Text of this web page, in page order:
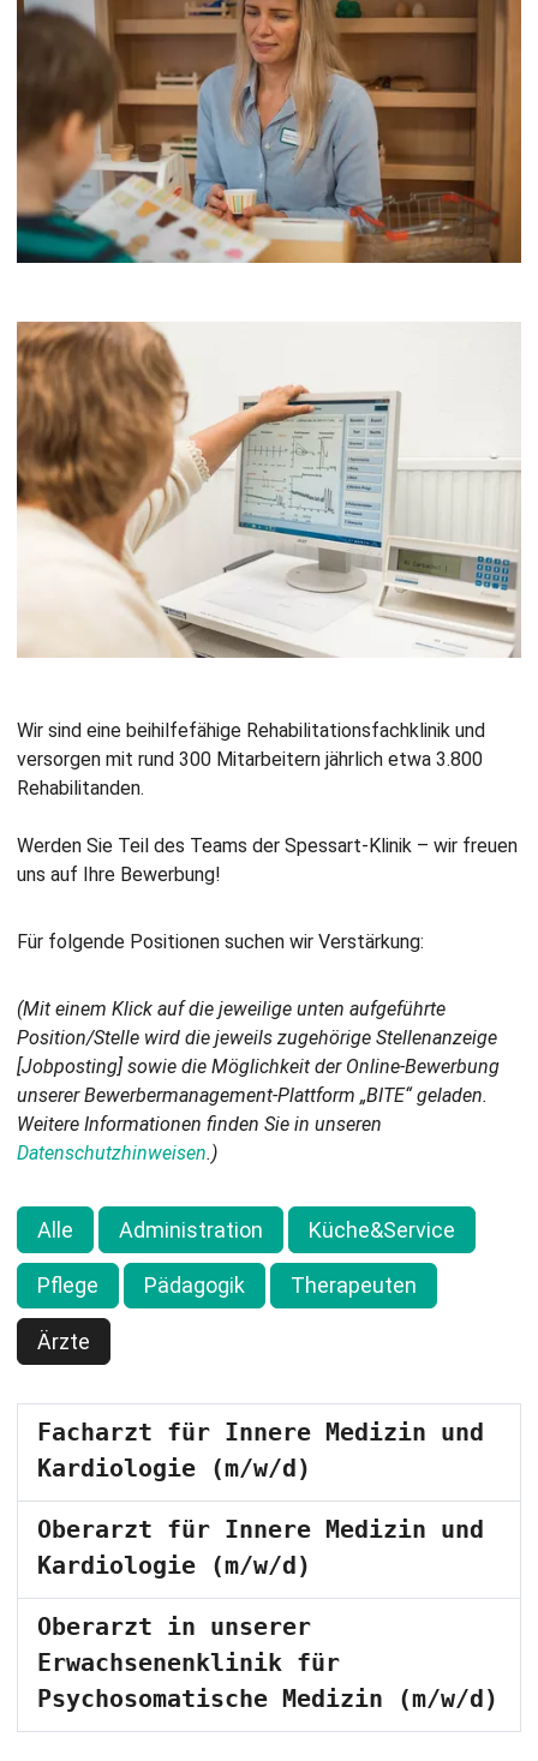
Wir sind eine beihilfefähige Rehabilitationsfachklinik und
versorgen mit rund 300 Mitarbeitern jährlich etwa 3.800
Rehabilitanden.
Werden Sie Teil des Teams der Spessart-Klinik – wir freuen
uns auf Ihre Bewerbung!
Für folgende Positionen suchen wir Verstärkung:
(Mit einem Klick auf die jeweilige unten aufgeführte
Position/Stelle wird die jeweils zugehörige Stellenanzeige
[Jobposting] sowie die Möglichkeit der Online-Bewerbung
unserer Bewerbermanagement-Plattform „BITE“ geladen.
Weitere Informationen finden Sie in unseren
Datenschutzhinweisen.)
Alle Administration Küche&Service
Pflege Pädagogik Therapeuten
Ärzte
Facharzt für Innere Medizin und
Kardiologie (m/w/d)
Oberarzt für Innere Medizin und
Kardiologie (m/w/d)
Oberarzt in unserer
Erwachsenenklinik für
Psychosomatische Medizin (m/w/d)